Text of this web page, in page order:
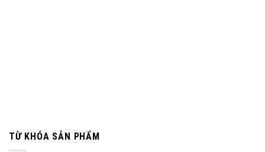
TỪ KHÓA SẢN PHẨM